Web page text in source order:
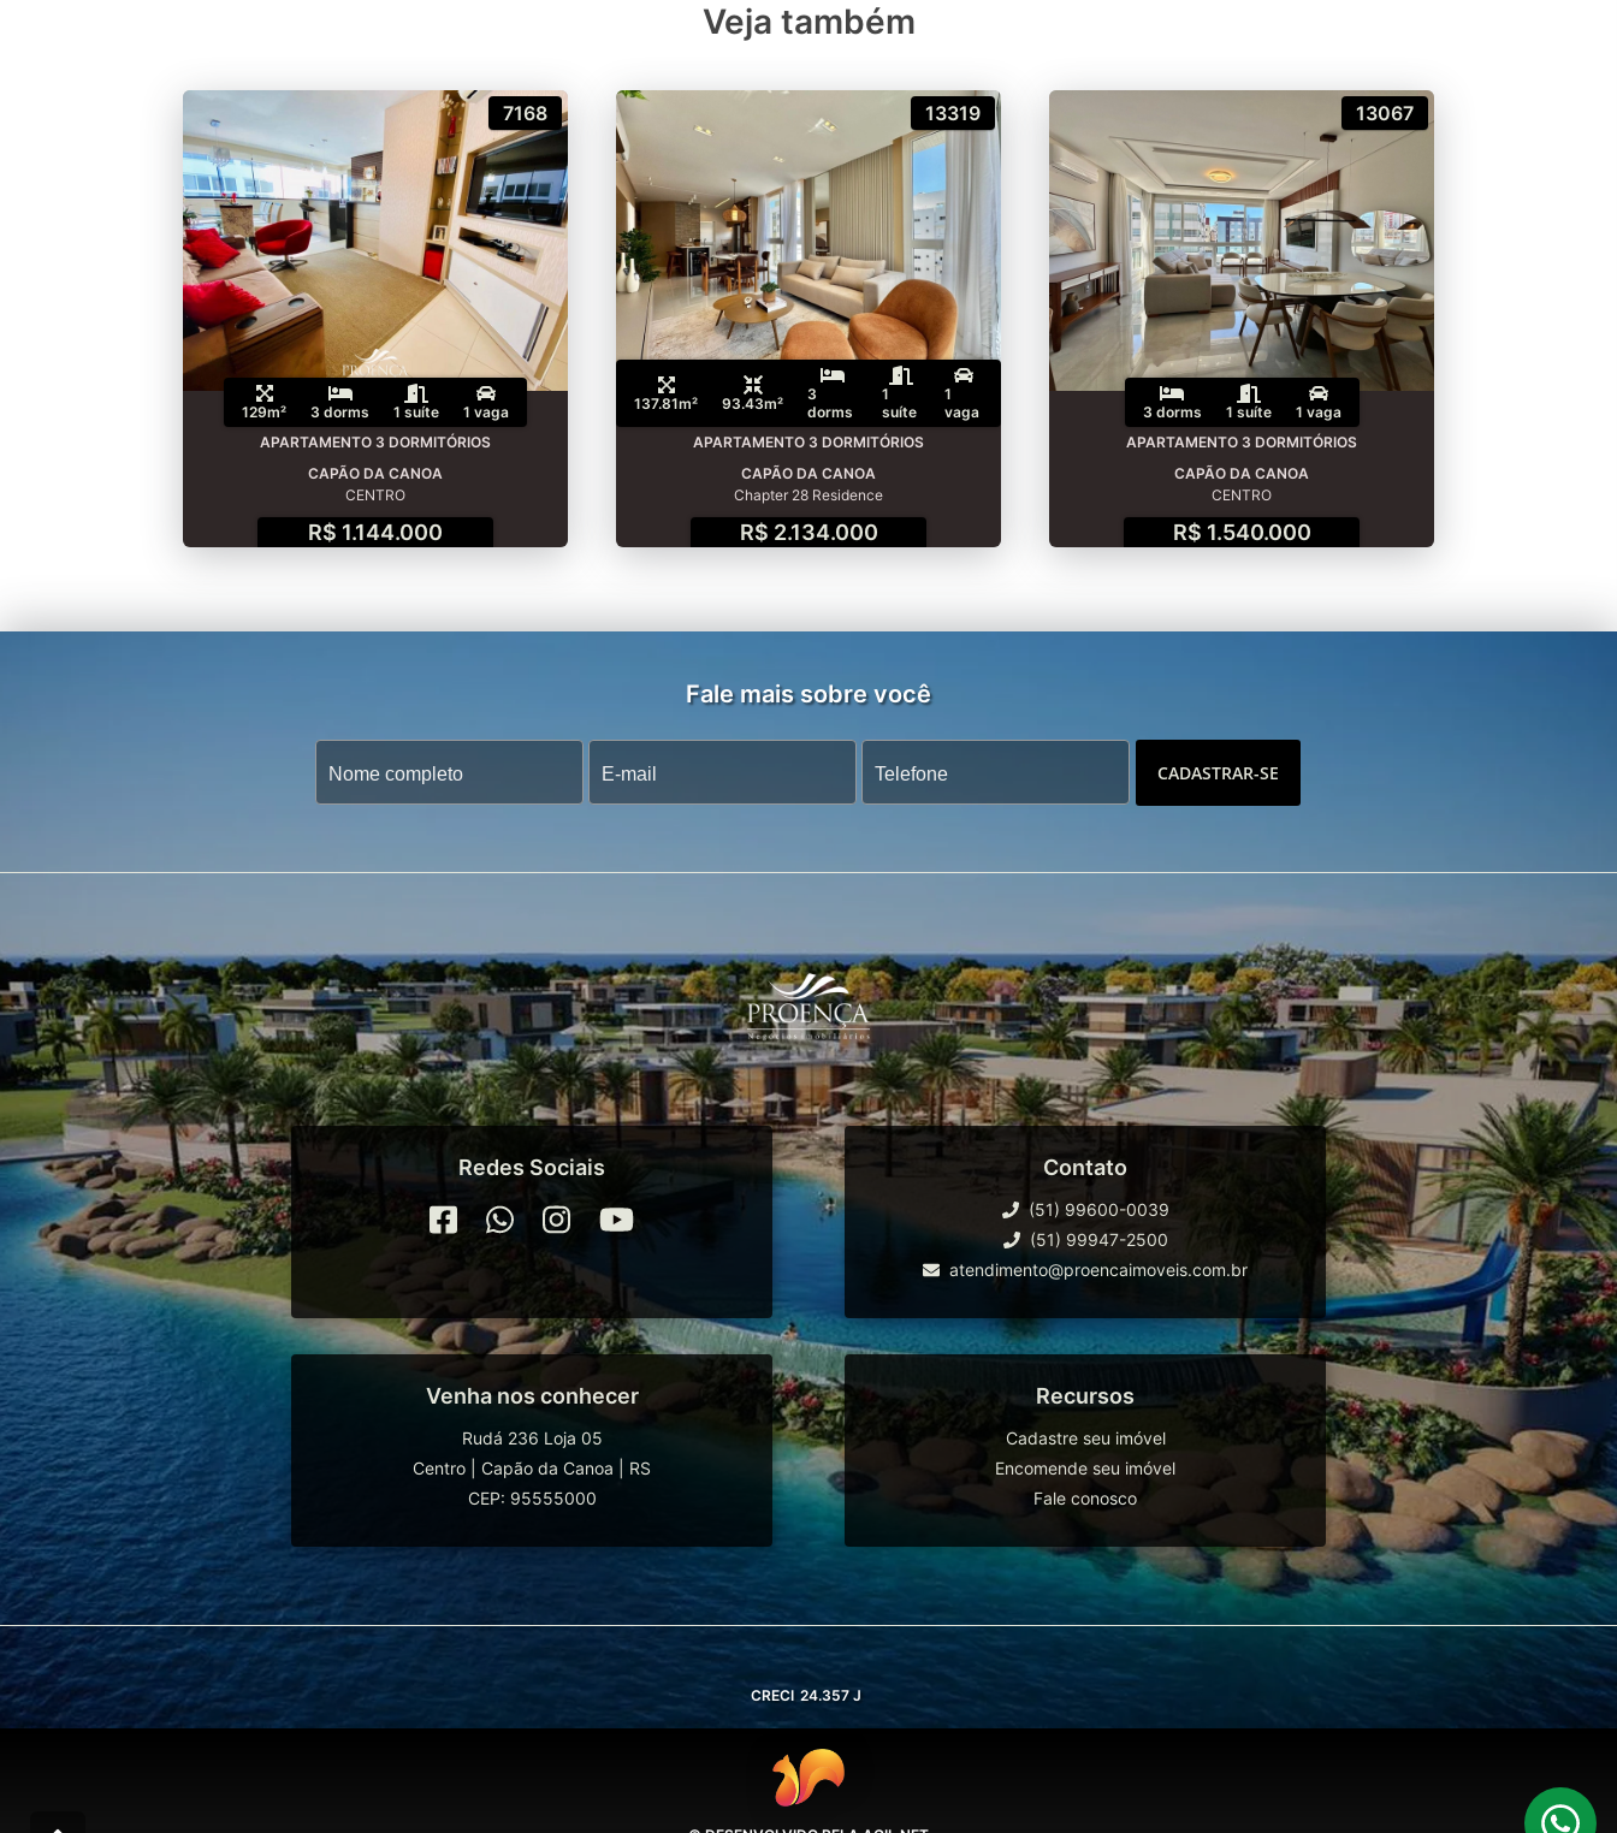
Veja também
7168
129m² 3 dorms 1 suíte
1 vaga
APARTAMENTO 3 DORMITÓRIOS
CAPÃO DA CANOA
CENTRO
R$ 1.144.000
13319
137.81m² 93.43m²
3
dorms
1
suíte
1
vaga
APARTAMENTO 3 DORMITÓRIOS
CAPÃO DA CANOA
Chapter 28 Residence
R$ 2.134.000
13067
3 dorms 1 suíte
1 vaga
APARTAMENTO 3 DORMITÓRIOS
CAPÃO DA CANOA
CENTRO
R$ 1.540.000
Fale mais sobre você
CADASTRAR-SE
Redes Sociais Contato
(51) 99600-0039
(51) 99947-2500
atendimento@proencaimoveis.com.br
Venha nos conhecer
Rudá 236 Loja 05
Centro
Capão da Canoa
RS
CEP: 95555000
Recursos
Cadastre seu imóvel
Encomende seu imóvel
Fale conosco
CRECI 24.357 J